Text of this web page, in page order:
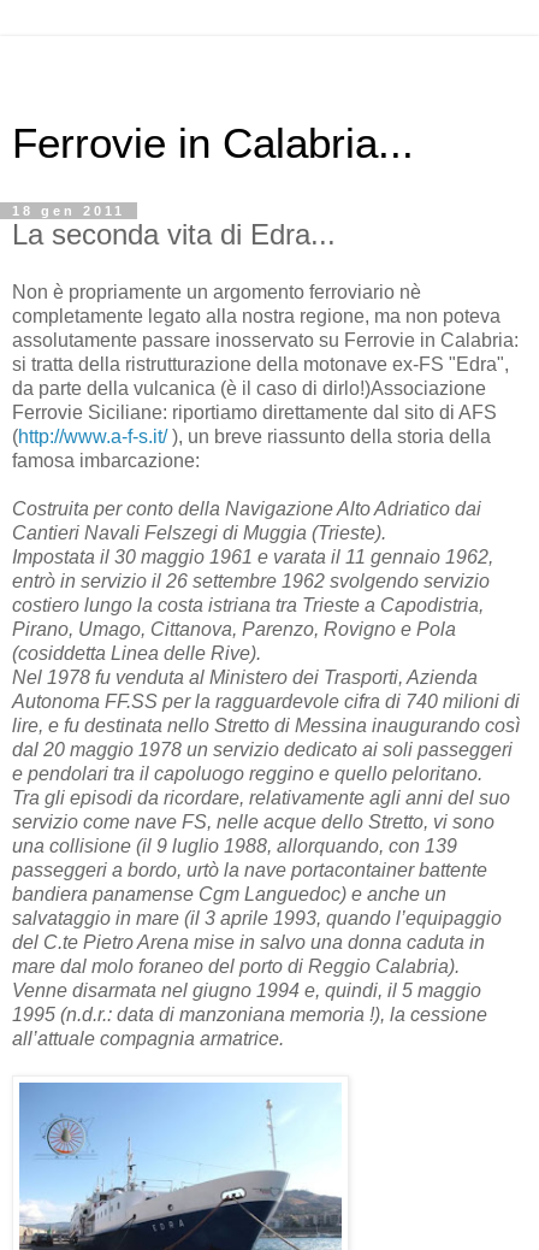
Ferrovie in Calabria...
18 gen 2011
La seconda vita di Edra...
Non è propriamente un argomento ferroviario nè
completamente legato alla nostra regione, ma non poteva
assolutamente passare inosservato su Ferrovie in Calabria:
si tratta della ristrutturazione della motonave ex-FS "Edra",
da parte della vulcanica (è il caso di dirlo!)Associazione
Ferrovie Siciliane: riportiamo direttamente dal sito di AFS
(http://www.a-f-s.it/), un breve riassunto della storia della
famosa imbarcazione:
Costruita per conto della Navigazione Alto Adriatico dai
Cantieri Navali Felszegi di Muggia (Trieste).
Impostata il 30 maggio 1961 e varata il 11 gennaio 1962,
entrò in servizio il 26 settembre 1962 svolgendo servizio
costiero lungo la costa istriana tra Trieste a Capodistria,
Pirano, Umago, Cittanova, Parenzo, Rovigno e Pola
(cosiddetta Linea delle Rive).
Nel 1978 fu venduta al Ministero dei Trasporti, Azienda
Autonoma FF.SS per la ragguardevole cifra di 740 milioni di
lire, e fu destinata nello Stretto di Messina inaugurando così
dal 20 maggio 1978 un servizio dedicato ai soli passeggeri
e pendolari tra il capoluogo reggino e quello peloritano.
Tra gli episodi da ricordare, relativamente agli anni del suo
servizio come nave FS, nelle acque dello Stretto, vi sono
una collisione (il 9 luglio 1988, allorquando, con 139
passeggeri a bordo, urtò la nave portacontainer battente
bandiera panamense Cgm Languedoc) e anche un
salvataggio in mare (il 3 aprile 1993, quando l’equipaggio
del C.te Pietro Arena mise in salvo una donna caduta in
mare dal molo foraneo del porto di Reggio Calabria).
Venne disarmata nel giugno 1994 e, quindi, il 5 maggio
1995 (n.d.r.: data di manzoniana memoria !), la cessione
all’attuale compagnia armatrice.